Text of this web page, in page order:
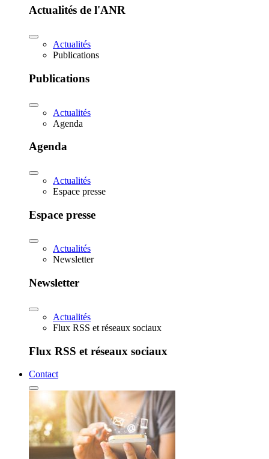
Actualités de l'ANR
Actualités
Publications
Publications
Actualités
Agenda
Agenda
Actualités
Espace presse
Espace presse
Actualités
Newsletter
Newsletter
Actualités
Flux RSS et réseaux sociaux
Flux RSS et réseaux sociaux
Contact